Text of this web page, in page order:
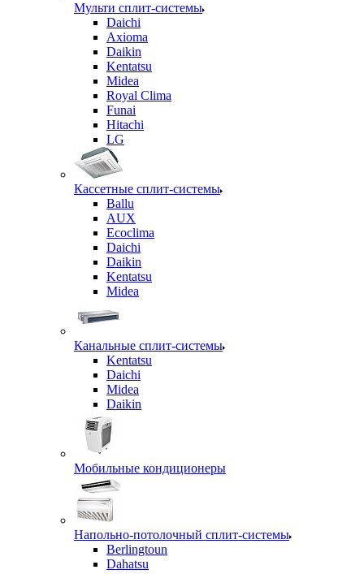
Мульти сплит-системы
Daichi
Axioma
Daikin
Kentatsu
Midea
Royal Clima
Funai
Hitachi
LG
Кассетные сплит-системы
Ballu
AUX
Ecoclima
Daichi
Daikin
Kentatsu
Midea
Канальные сплит-системы
Kentatsu
Daichi
Midea
Daikin
Мобильные кондиционеры
Напольно-потолочный сплит-системы
Berlingtoun
Dahatsu